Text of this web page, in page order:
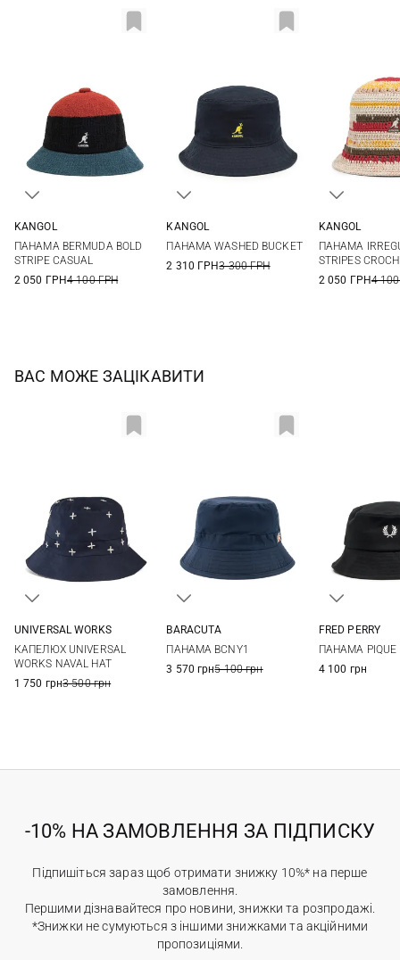
KANGOL
ПАНАМА BERMUDA BOLD
STRIPE CASUAL
2 050 ГРН4 100 ГРН
KANGOL
ПАНАМА WASHED BUCKET
2 310 ГРН3 300 ГРН
KANGOL
ПАНАМА
STRIPES
2 050 ГРН4
ВАС МОЖЕ ЗАЦІКАВИТИ
UNIVERSAL WORKS
КАПЕЛЮХ UNIVERSAL
WORKS NAVAL HAT
1 750 грн3 500 грн
BARACUTA
ПАНАМА BCNY1
3 570 грн5 100 грн
FRED PERRY
ПАНАМА PIQUE
4 100 грн
-10% НА ЗАМОВЛЕННЯ ЗА ПІДПИСКУ
Підпишіться зараз щоб отримати знижку 10%* на перше
замовлення.
Першими дізнавайтеся про новини, знижки та розпродажі.
*Знижки не сумуються з іншими знижками та акційними
пропозиціями.